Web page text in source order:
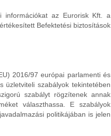
információkat az Eurorisk Kft. a
Befektetési biztosítások
2016/97 európai parlamenti és
üzletviteli szabályok tekintetében
szabályt rögzítenek annak
választhassa. E szabályok
politikájában is jelen